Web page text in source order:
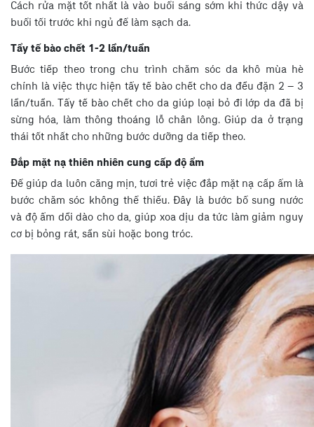
Cách rửa mặt tốt nhất là vào buổi sáng sớm khi thức dậy và
buổi tối trước khi ngủ để làm sạch da.
Tẩy tế bào chết 1-2 lần/tuần
Bước tiếp theo trong chu trình chăm sóc da khô mùa hè
chính là việc thực hiện tẩy tế bào chết cho da đều đặn 2 – 3
lần/tuần. Tẩy tế bào chết cho da giúp loại bỏ đi lớp da đã bị
sừng hóa, làm thông thoáng lỗ chân lông. Giúp da ở trạng
thái tốt nhất cho những bước dưỡng da tiếp theo.
Đắp mặt nạ thiên nhiên cung cấp độ ẩm
Để giúp da luôn căng mịn, tươi trẻ việc đắp mặt nạ cấp ẩm là
bước chăm sóc không thể thiếu. Đây là bước bổ sung nước
và độ ẩm dồi dào cho da, giúp xoa dịu da tức làm giảm nguy
cơ bị bỏng rát, sần sùi hoặc bong tróc.